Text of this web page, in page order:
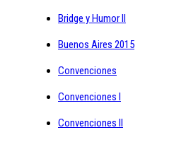
Bridge y Humor II
Buenos Aires 2015
Convenciones
Convenciones I
Convenciones II